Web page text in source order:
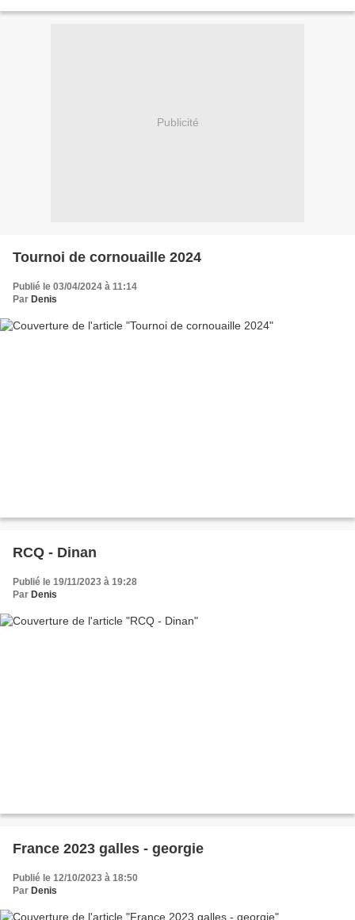
Publicité
Tournoi de cornouaille 2024
Publié le 03/04/2024 à 11:14
Par Denis
RCQ - Dinan
Publié le 19/11/2023 à 19:28
Par Denis
France 2023 galles - georgie
Publié le 12/10/2023 à 18:50
Par Denis